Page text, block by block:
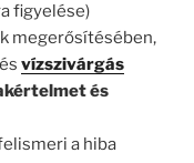
figyelése)
megerősítésében,
és vízszivárgás
és
a hiba